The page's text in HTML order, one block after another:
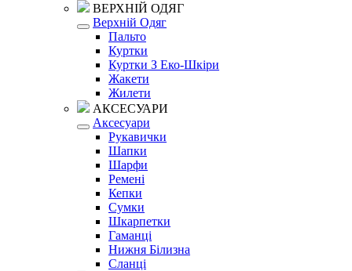
ВЕРХНІЙ ОДЯГ
Верхній Одяг
Пальто
Куртки
Куртки З Еко-Шкіри
Жакети
Жилети
АКСЕСУАРИ
Аксесуари
Рукавички
Шапки
Шарфи
Ремені
Кепки
Сумки
Шкарпетки
Гаманці
Нижня Білизна
Сланці